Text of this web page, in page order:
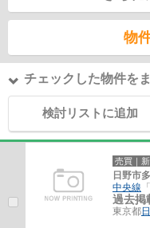
物
チェックした物件を
検討リストに追加
売買｜
日野市
中央線 「
過去掲
東京都